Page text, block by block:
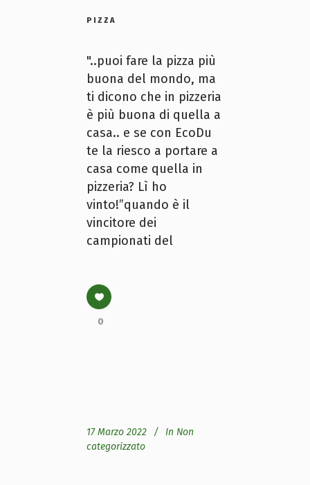
PIZZA
"..puoi fare la pizza più
buona del mondo, ma
ti dicono che in pizzeria
è più buona di quella a
casa.. e se con EcoDu
te la riesco a portare a
casa come quella in
pizzeria? Lì ho
vinto!”quando è il
vincitore dei
campionati del
0
17 Marzo 2022 In Non
categorizzato